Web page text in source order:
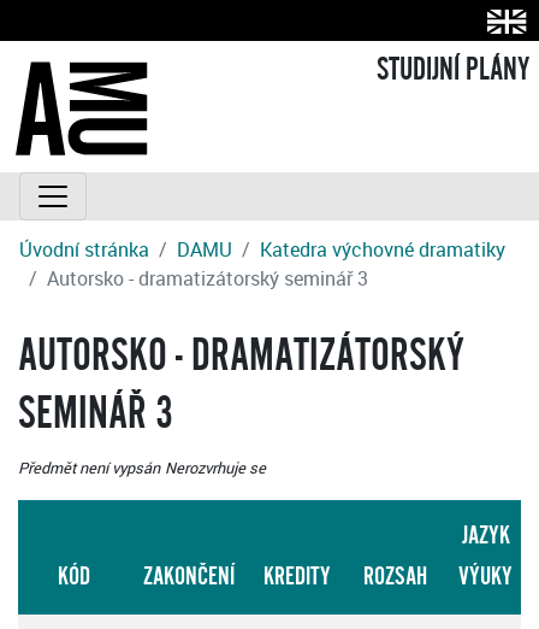
STUDIJNÍ PLÁNY
Úvodní stránka DAMU
Katedra výchovné dramatiky
Autorsko - dramatizátorský seminář 3
AUTORSKO - DRAMATIZÁTORSKÝ
SEMINÁŘ 3
Předmět není vypsán Nerozvrhuje se
KÓD ZAKONČENÍ KREDITY ROZSAH
JAZYK
VÝUKY